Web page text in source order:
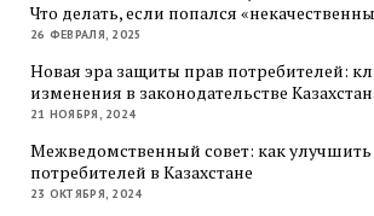
Что делать, если попался
26 ФЕВРАЛЯ, 2025
Новая эра защиты прав потребителей:
изменения в законодательстве
21 НОЯБРЯ, 2024
Межведомственный совет: как улучшить
потребителей в Казахстане
23 ОКТЯБРЯ, 2024